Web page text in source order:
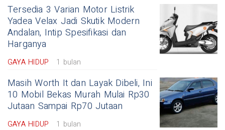
Tersedia 3 Varian Motor Listrik
Yadea Velax Jadi Skutik Modern
Andalan, Intip Spesifikasi dan
Harganya
GAYA HIDUP 1 bulan
Masih Worth It dan Layak Dibeli, Ini
10 Mobil Bekas Murah Mulai Rp30
Jutaan Sampai Rp70 Jutaan
GAYA HIDUP 1 bulan